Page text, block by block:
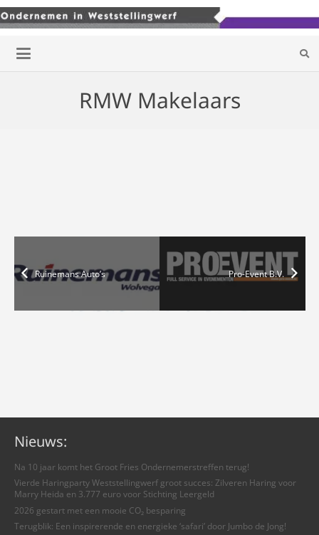
RMW Makelaars
Ruinemans Auto’s Pro-Event B.V.
Nieuws:
Na 10 jaar komt het Groot Fries Ondernemerstreffen terug!
Vierde Haringparty Weststellingwerf groot succes: Zilveren Haring voor
Marry Heida en 3.777 euro voor Stichting Leergeld
2026 gestart met een mooie CO₂ besparing
Terugblik: Een inspirerende en energieke ‘safari’ door Jumbo de Jong!